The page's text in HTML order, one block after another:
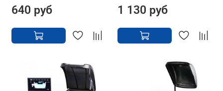
640 руб 1 130 руб